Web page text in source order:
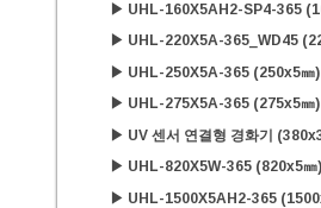
▶ UHL-160X5AH2-SP4-365
▶ UHL-220X5A-365_WD45
▶ UHL-250X5A-365 (250x5㎜)
▶ UHL-275X5A-365 (275x5㎜)
▶ UV 센서 연결형 경화기
▶ UHL-820X5W-365 (820x5㎜)
▶ UHL-1500X5AH2-365